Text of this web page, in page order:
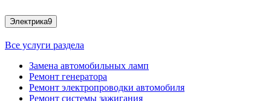
Электрика9
Все услуги раздела
Замена автомобильных ламп
Ремонт генератора
Ремонт электропроводки автомобиля
Ремонт системы зажигания